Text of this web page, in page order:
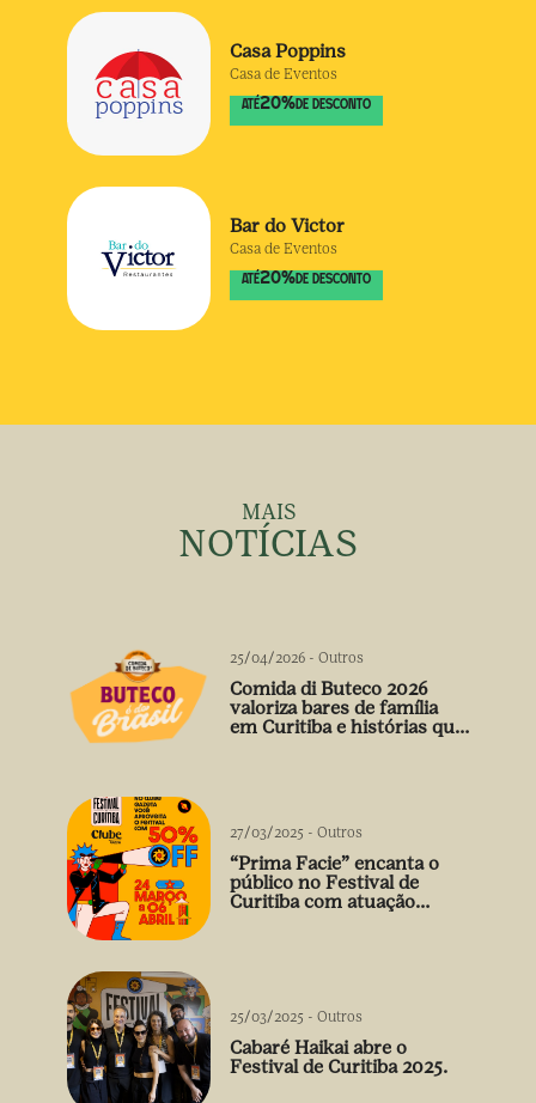
Casa Poppins
Casa de Eventos
ATÉ20% DE DESCONTO
Bar do Victor
Casa de Eventos
ATÉ20% DE DESCONTO
MAIS
NOTÍCIAS
25/04/2026 - Outros
Comida di Buteco 2026
valoriza bares de família
em Curitiba e histórias que
27/03/2025 - Outros
“Prima Facie” encanta o
público no Festival de
Curitiba com atuação
25/03/2025 - Outros
Cabaré Haikai abre o
Festival de Curitiba 2025.